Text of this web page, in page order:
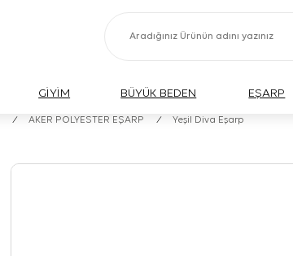
GİYİM BÜYÜK BEDEN EŞARP
/ AKER POLYESTER EŞARP / Yeşil Diva Eşarp